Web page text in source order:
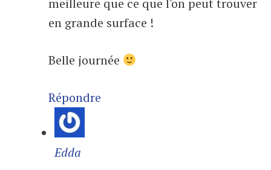
meilleure que ce que l'on peut trouver
en grande surface !
Belle journée
Répondre
Edda